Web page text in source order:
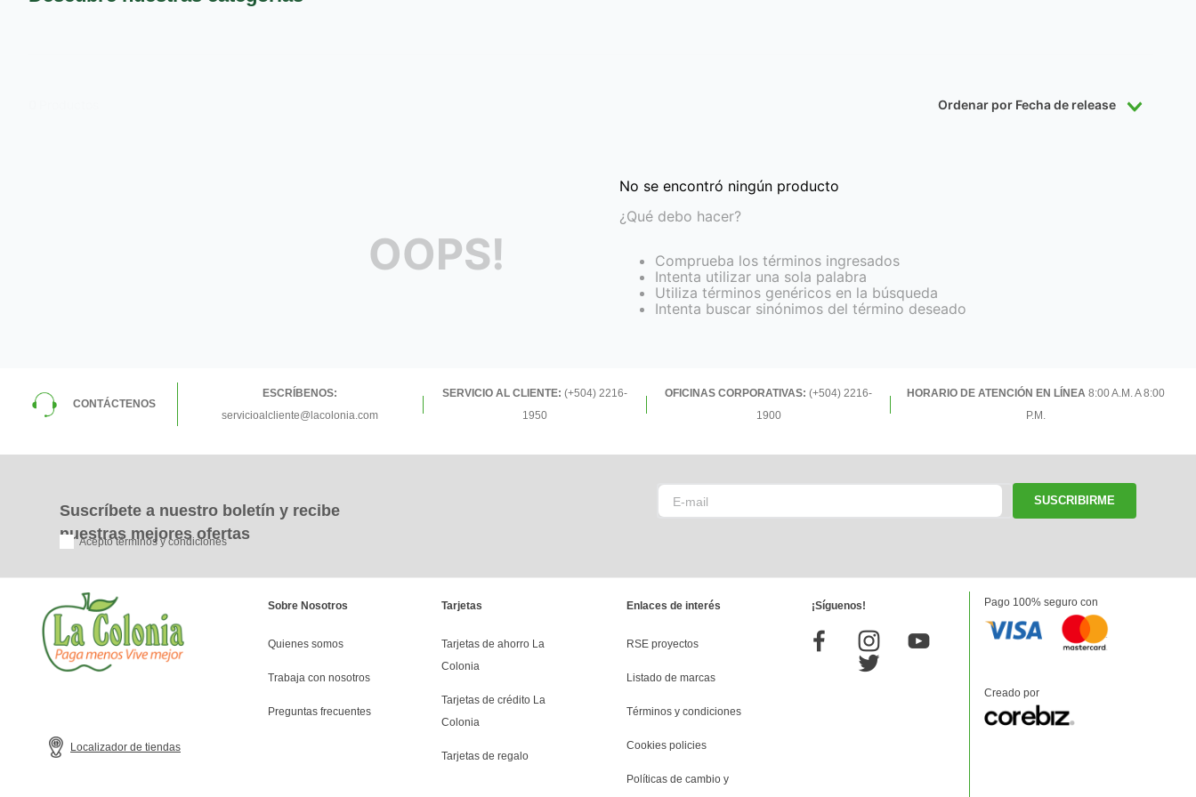
Ordenar por Fecha de release
OOPS!
No se encontró ningún producto
¿Qué debo hacer?
Comprueba los términos ingresados
Intenta utilizar una sola palabra
Utiliza términos genéricos en la búsqueda
Intenta buscar sinónimos del término deseado
CONTÁCTENOS
ESCRÍBENOS:
servicioalcliente@lacolonia.com
SERVICIO AL CLIENTE: (+504) 2216-
1950
OFICINAS CORPORATIVAS: (+504) 2216-
1900
HORARIO DE ATENCIÓN EN LÍNEA 8:00 A.M. A 8:00
P.M.
Suscríbete a nuestro boletín y recibe
nuestras mejores ofertas
SUSCRIBIRME
Acepto términos y condiciones
Localizador de tiendas
Sobre Nosotros
Quienes somos
Trabaja con nosotros
Preguntas frecuentes
Tarjetas
Tarjetas de ahorro La
Colonia
Tarjetas de crédito La
Colonia
Tarjetas de regalo
Enlaces de interés
RSE proyectos
Listado de marcas
Términos y condiciones
Cookies policies
Políticas de cambio y
¡Síguenos! Pago 100% seguro con
Creado por